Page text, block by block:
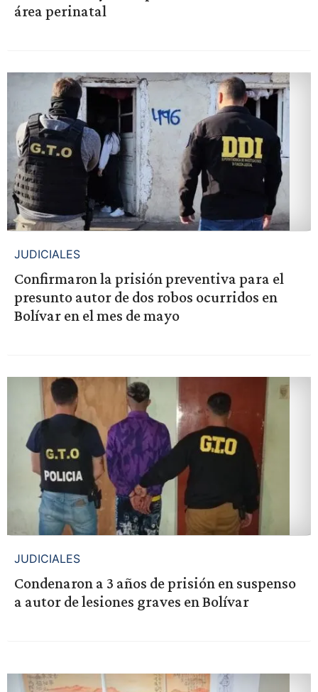
área perinatal
JUDICIALES
Confirmaron la prisión preventiva para el
presunto autor de dos robos ocurridos en
Bolívar en el mes de mayo
JUDICIALES
Condenaron a 3 años de prisión en suspenso
a autor de lesiones graves en Bolívar